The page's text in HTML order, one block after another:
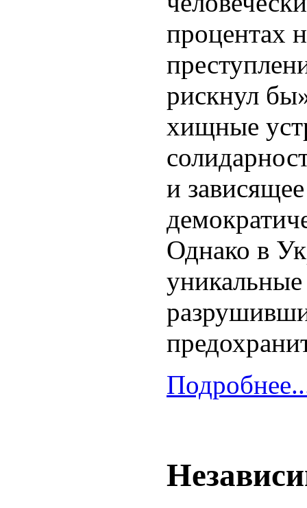
процентах
рискнул
хищные
и
Однако в